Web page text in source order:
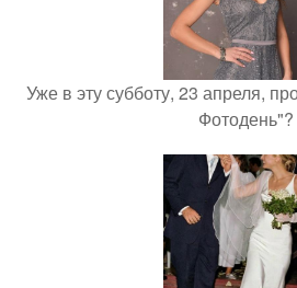
Уже в эту субботу, 23 апреля,
Фотодень"?